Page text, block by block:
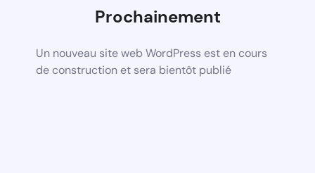
Prochainement
Un nouveau site web WordPress est en cours
de construction et sera bientôt publié